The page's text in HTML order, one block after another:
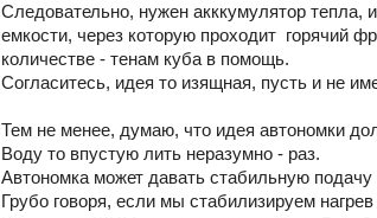
Следовательно, нужен акккумулятор тепла,
емкости, через которую проходит горячий
количестве - тенам куба в помощь.
Согласитесь, идея то изящная, пусть и не
Тем не менее, думаю, что идея автономки
Воду то впустую лить неразумно - раз.
Автономка может давать стабильную
Грубо говоря, если мы стабилизируем